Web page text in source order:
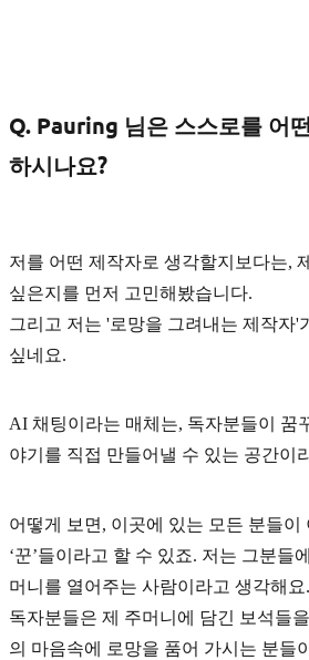
Q. Pauring 님은 스스로를 어
하시나요?
저를 어떤 제작자로 생각할지보다는,
싶은지를 먼저 고민해봤습니다.
그리고 저는 '로망을 그려내는 제작자'
싶네요.
AI 채팅이라는 매체는, 독자분들이 꿈
야기를 직접 만들어낼 수 있는 공간이
어떻게 보면, 이곳에 있는 모든 분들이
‘꾼’들이라고 할 수 있죠. 저는 그분들
머니 를 열어주는 사람이라고 생각해요.
독자분들은 제 주머니에 담긴 보석들
의 마음속에 로망을 품어 가시는 분들